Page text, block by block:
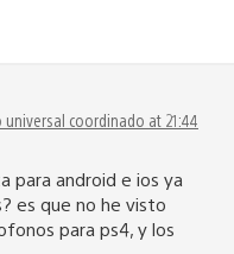
coordinado at 21:44
para android e ios ya
es que no he visto
para ps4, y los